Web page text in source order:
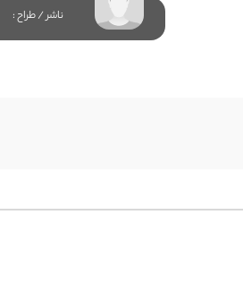
ناشر / طراح :